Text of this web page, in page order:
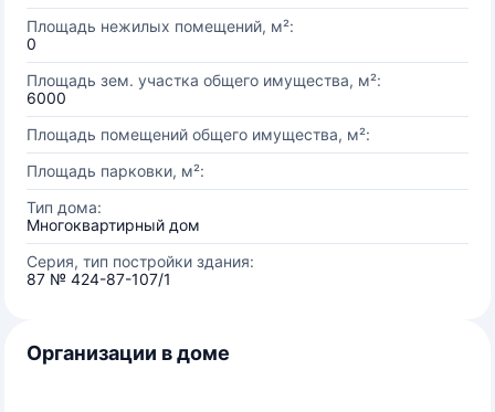
Площадь нежилых помещений, м²:
0
Площадь зем. участка общего имущества, м²:
6000
Площадь помещений общего имущества, м²:
Площадь парковки, м²:
Тип дома:
Многоквартирный дом
Серия, тип постройки здания:
87 № 424-87-107/1
Организации в доме